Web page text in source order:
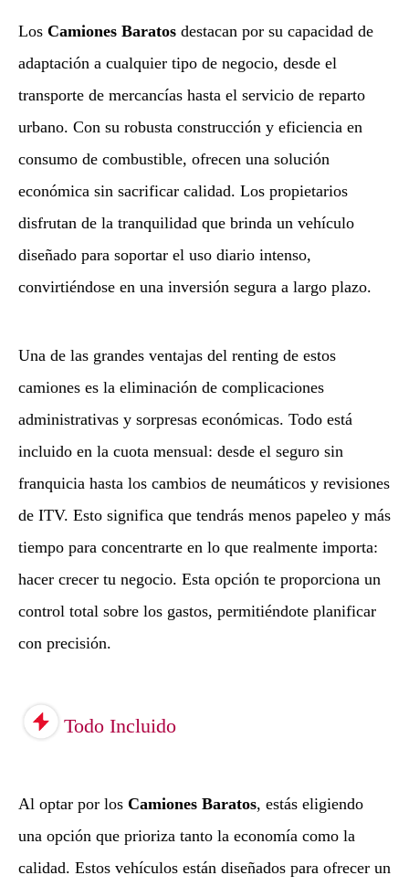
Los Camiones Baratos destacan por su capacidad de
adaptación a cualquier tipo de negocio, desde el
transporte de mercancías hasta el servicio de reparto
urbano. Con su robusta construcción y eficiencia en
consumo de combustible, ofrecen una solución
económica sin sacrificar calidad. Los propietarios
disfrutan de la tranquilidad que brinda un vehículo
diseñado para soportar el uso diario intenso,
convirtiéndose en una inversión segura a largo plazo.
Una de las grandes ventajas del renting de estos
camiones es la eliminación de complicaciones
administrativas y sorpresas económicas. Todo está
incluido en la cuota mensual: desde el seguro sin
franquicia hasta los cambios de neumáticos y revisiones
de ITV. Esto significa que tendrás menos papeleo y más
tiempo para concentrarte en lo que realmente importa:
hacer crecer tu negocio. Esta opción te proporciona un
control total sobre los gastos, permitiéndote planificar
con precisión.
Todo Incluido
Al optar por los Camiones Baratos, estás eligiendo
una opción que prioriza tanto la economía como la
calidad. Estos vehículos están diseñados para ofrecer un